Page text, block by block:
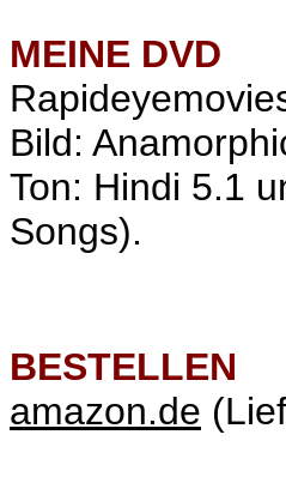
MEINE DVD
Bild:
Ton: Hindi 5.1
Songs).
BESTELLEN
amazon.de